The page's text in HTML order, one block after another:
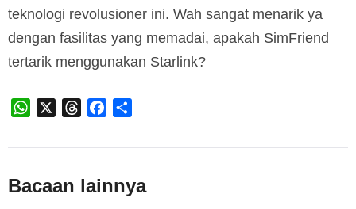
teknologi revolusioner ini. Wah sangat menarik ya
dengan fasilitas yang memadai, apakah SimFriend
tertarik menggunakan Starlink?
WhatsApp ThreadsFacebook
Bacaan lainnya